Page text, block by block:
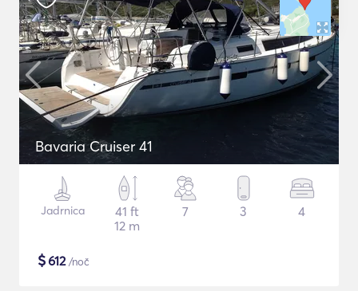
Bavaria Cruiser 41
Jadrnica
41 ft
12 m
7 3 4
$612/noč